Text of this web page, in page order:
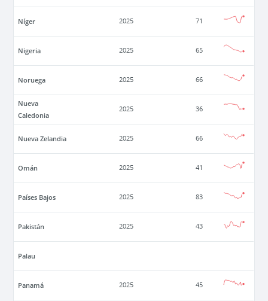
Níger 2025 71
Nigeria 2025 65
Noruega 2025 66
Nueva
Caledonia
2025 36
Nueva Zelandia 2025 66
Omán 2025 41
Países Bajos 2025 83
Pakistán 2025 43
Palau
Panamá 2025 45